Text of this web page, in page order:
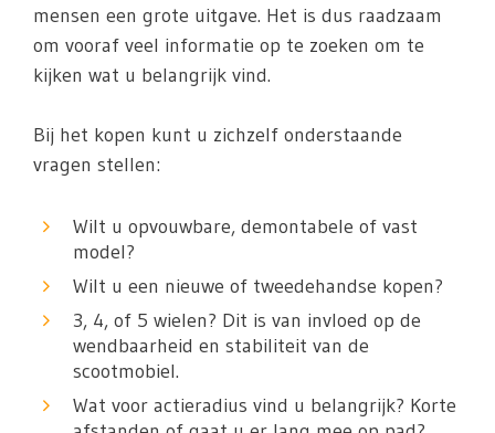
mensen een grote uitgave. Het is dus raadzaam
om vooraf veel informatie op te zoeken om te
kijken wat u belangrijk vind.
Bij het kopen kunt u zichzelf onderstaande
vragen stellen:
Wilt u opvouwbare, demontabele of vast
model?
Wilt u een nieuwe of tweedehandse kopen?
3, 4, of 5 wielen? Dit is van invloed op de
wendbaarheid en stabiliteit van de
scootmobiel.
Wat voor actieradius vind u belangrijk? Korte